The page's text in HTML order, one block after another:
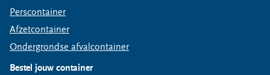
Perscontainer
Afzetcontainer
Ondergrondse afvalcontainer
Bestel jouw container